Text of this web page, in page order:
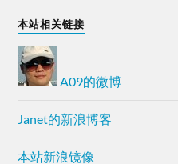
本站相关链接
A09的微博
Janet的新浪博客
本站新浪镜像